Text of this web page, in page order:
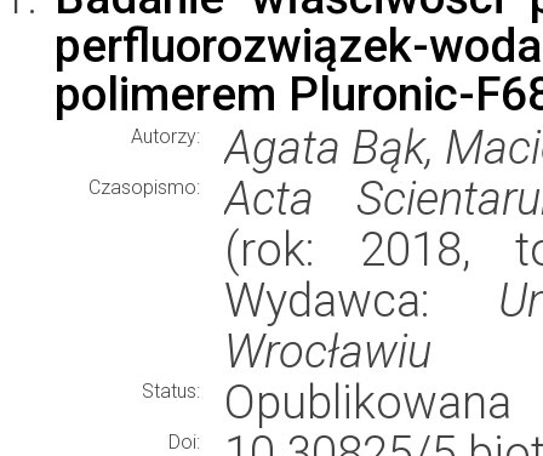
perfluorozwiązek-
polimerem Pluronic-
Autorzy: Agata Bąk,
Czasopismo:
Acta
(rok: 2018,
Wydawca:
Wrocławiu
Status: Opublikowana
Doi: